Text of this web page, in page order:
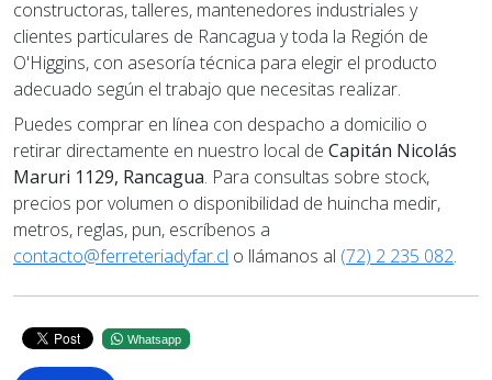
constructoras, talleres, mantenedores industriales y
clientes particulares de Rancagua y toda la Región de
O'Higgins, con asesoría técnica para elegir el producto
adecuado según el trabajo que necesitas realizar.
Puedes comprar en línea con despacho a domicilio o
retirar directamente en nuestro local de Capitán Nicolás
Maruri 1129, Rancagua. Para consultas sobre stock,
precios por volumen o disponibilidad de huincha medir,
metros, reglas, pun, escríbenos a
contacto@ferreteriadyfar.cl o llámanos al (72) 2 235 082.
Whatsapp